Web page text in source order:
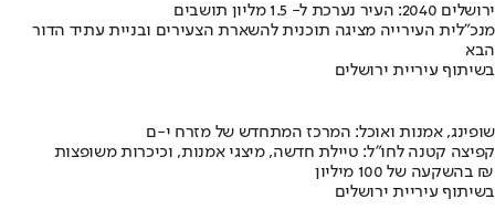
ירושלים 2040: העיר נערכת ל- 1.5 מליון תושבים
מנכ"לית העירייה מציגה תוכנית להשארת הצעירים ובניית עתיד הדור
הבא
בשיתוף עיריית ירושלים
שופינג, אמנות ואוכל: המרכז המתחדש של מזרח י-ם
קפיצה קטנה לחו"ל: טיילת חדשה, מיצגי אמנות, וכיכרות משופצות
בהשקעה של 100 מיליון ₪
בשיתוף עיריית ירושלים